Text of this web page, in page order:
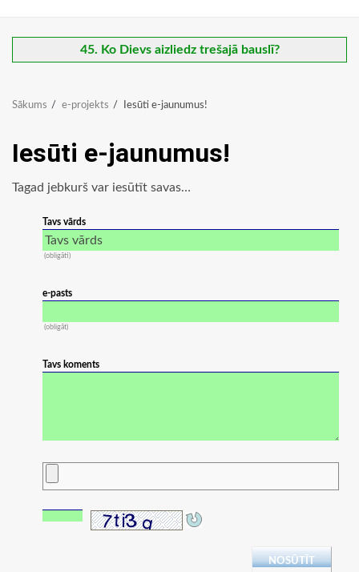
45. Ko Dievs aizliedz trešajā bauslī?
Sākums e-projekts Iesūti e-jaunumus!
Iesūti e-jaunumus!
Tagad jebkurš var iesūtīt savas…
Tavs vārds
(obligāti)
e-pasts
(obligāt)
Tavs koments